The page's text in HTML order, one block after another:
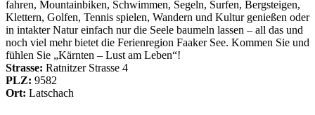
fahren, Mountainbiken, Schwimmen, Segeln, Surfen, Bergsteigen,
Klettern, Golfen, Tennis spielen, Wandern und Kultur genießen oder
in intakter Natur einfach nur die Seele baumeln lassen – all das und
noch viel mehr bietet die Ferienregion Faaker See. Kommen Sie und
fühlen Sie „Kärnten – Lust am Leben“!
Strasse: Ratnitzer Strasse 4
PLZ: 9582
Ort: Latschach